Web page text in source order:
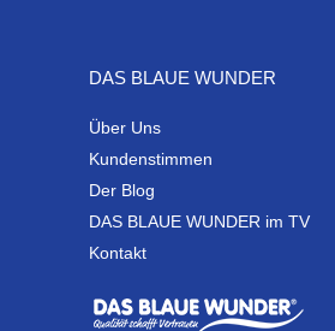
DAS BLAUE WUNDER
Über Uns
Kundenstimmen
Der Blog
DAS BLAUE WUNDER im TV
Kontakt